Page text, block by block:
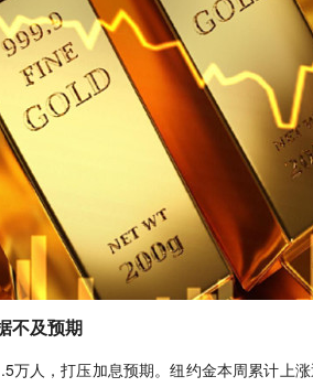
不及预期
万人，打压加息预期。纽约金本周累计上